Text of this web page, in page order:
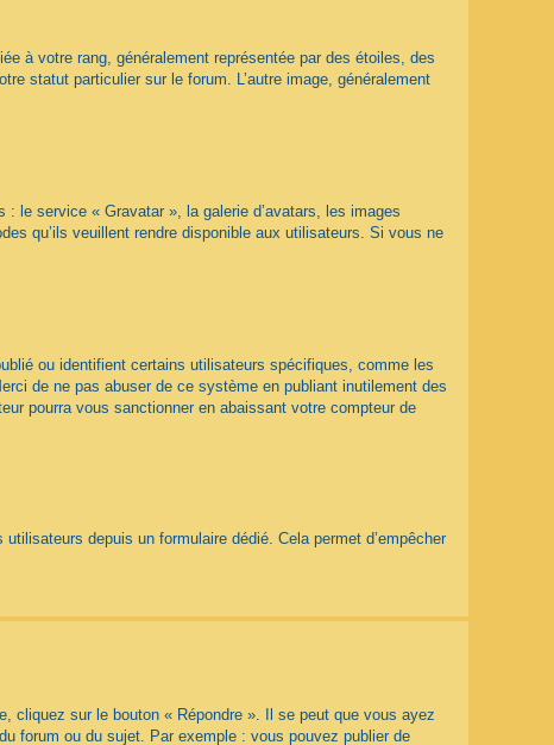
à votre rang, généralement représentée par des étoiles, des
statut particulier sur le forum. L’autre image, généralement
le service « Gravatar », la galerie d’avatars, les images
qu’ils veuillent rendre disponible aux utilisateurs. Si vous ne
ou identifient certains utilisateurs spécifiques, comme les
de ne pas abuser de ce système en publiant inutilement des
pourra vous sanctionner en abaissant votre compteur de
depuis un formulaire dédié. Cela permet d’empêcher
cliquez sur le bouton « Répondre ». Il se peut que vous ayez
forum ou du sujet. Par exemple : vous pouvez publier de